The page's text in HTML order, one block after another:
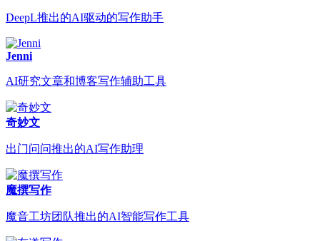
DeepL推出的AI驱动的写作助手
Jenni
AI研究文章和博客写作辅助工具
奇妙文
出门问问推出的AI写作助理
魔撰写作
魔音工坊团队推出的AI智能写作工具